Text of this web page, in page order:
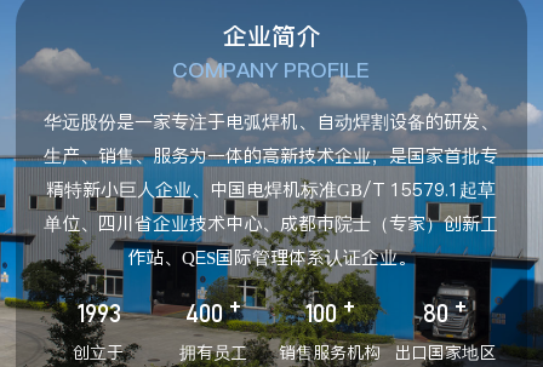
企业简介
COMPANY PROFILE
华远股份是一家专注于电弧焊机、自动焊割设备的研发、
生产、销售、服务为一体的高新技术企业，是国家首批专
精特新小巨人企业、中国电焊机标准GB/T 15579.1起草
单位、四川省企业技术中心、成都市院士（专家）创新工
作站、QES国际管理体系认证企业。
1993
创立于
400 +
拥有员工
100 +
销售服务机构
80 +
出口国家地区